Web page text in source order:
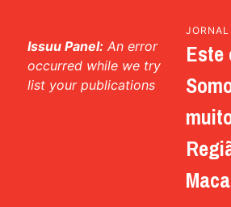
Issuu Panel: An error
occurred while we try
list your publications
Este